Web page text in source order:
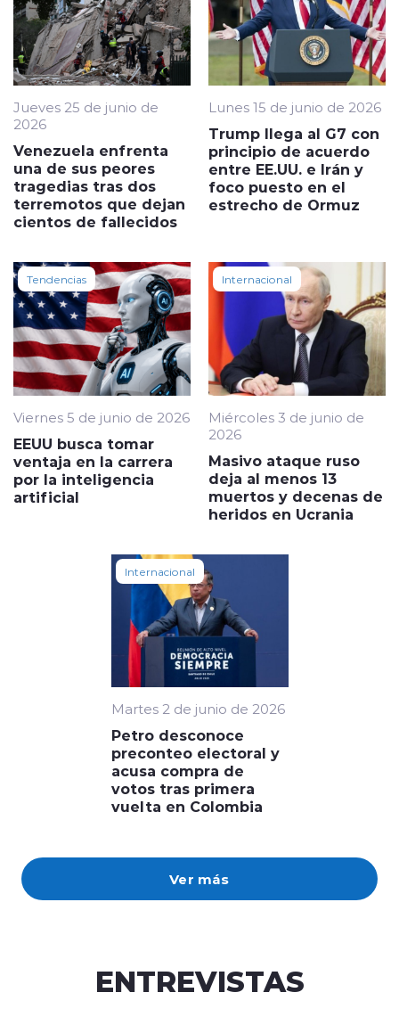
Ver más
Jueves 25 de junio de
2026
Venezuela enfrenta
una de sus peores
tragedias tras dos
terremotos que dejan
cientos de fallecidos
Lunes 15 de junio de 2026
Trump llega al G7 con
principio de acuerdo
entre EE.UU. e Irán y
foco puesto en el
estrecho de Ormuz
Tendencias
Viernes 5 de junio de 2026
EEUU busca tomar
ventaja en la carrera
por la inteligencia
artificial
Internacional
Miércoles 3 de junio de
2026
Masivo ataque ruso
deja al menos 13
muertos y decenas de
heridos en Ucrania
Internacional
Martes 2 de junio de 2026
Petro desconoce
preconteo electoral y
acusa compra de
votos tras primera
vuelta en Colombia
ENTREVISTAS